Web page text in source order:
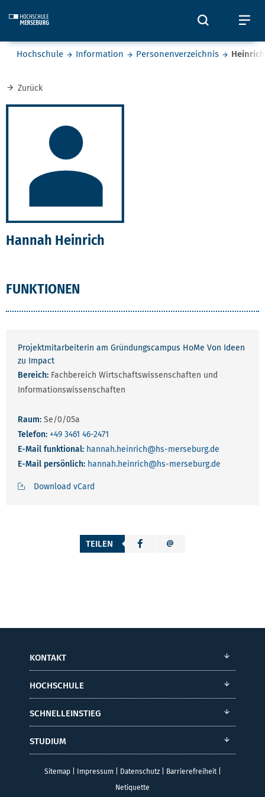
Öffnet
Sie befinden sich hier:
Hochschule Information Personenverzeichnis Heinrich
Zurück
Hannah Heinrich
FUNKTIONEN
Projektmitarbeiterin am Gründungscampus HoMe Von Ideen
zu Impact
Bereich: Fachbereich Wirtschaftswissenschaften und
Informationswissenschaften
Raum: Se/0/05a
Telefon: +49 3461 46-2471
E-Mail funktional: hannah.heinrich@hs-merseburg.de
E-Mail persönlich: hannah.heinrich@hs-merseburg.de
Download vCard
TEILEN
KONTAKT
HOCHSCHULE
SCHNELLEINSTIEG
STUDIUM
Sitemap| Impressum| Datenschutz| Barrierefreiheit|
Netiquette